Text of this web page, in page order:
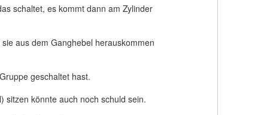
schaltet, es kommt dann am Zylinder
aus dem Ganghebel herauskommen
geschaltet hast.
sitzen könnte auch noch schuld sein.